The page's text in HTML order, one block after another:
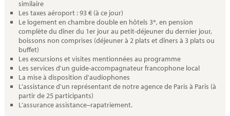
similaire
Les taxes aéroport : 93 € (à ce jour)
Le logement en chambre double en hôtels 3*, en pension
complète du dîner du 1er jour au petit-déjeuner du dernier jour,
boissons non comprises (déjeuner à 2 plats et dîners à 3 plats ou
buffet)
Les excursions et visites mentionnées au programme
Les services d'un guide-accompagnateur francophone local
La mise à disposition d'audiophones
L'assistance d'un représentant de notre agence de Paris à Paris (à
partir de 25 participants)
L’assurance assistance–rapatriement.